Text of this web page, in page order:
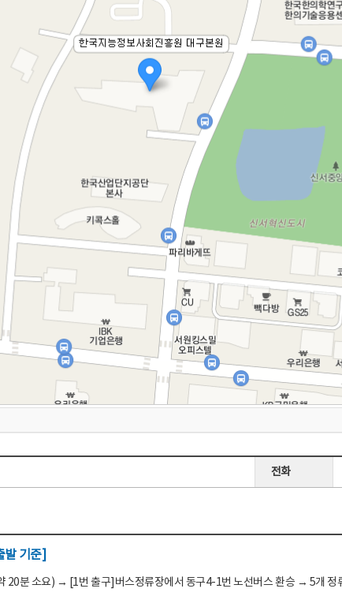
전화
발 기준]
20분 소요) → [1번 출구]버스정류장에서 동구4-1번 노선버스 환승 → 5개 정